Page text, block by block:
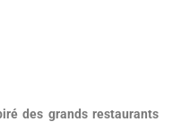
des grands restaurants